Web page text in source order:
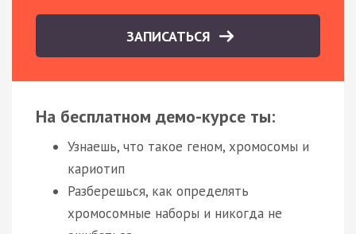
ЗАПИСАТЬСЯ
На бесплатном демо-курсе ты:
Узнаешь, что такое геном, хромосомы и
кариотип
Разберешься, как определять
хромосомные наборы и никогда не